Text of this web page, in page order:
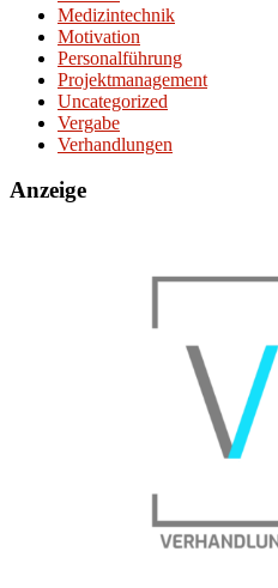
Medizintechnik
Motivation
Personalführung
Projektmanagement
Uncategorized
Vergabe
Verhandlungen
Anzeige